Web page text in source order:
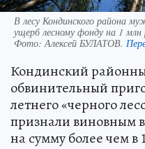
В лесу Кондинского района
ущерб лесному фонду на 1 млн
Фото:Алексей БУЛАТОВ.
Кондинский
обвинительный
летнего «черного
признали виновным
на сумму более чем в